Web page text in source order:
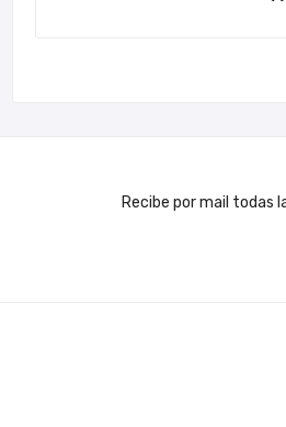
Recibe por mail todas